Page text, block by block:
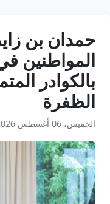
حمدان بن
المواطنين
بالكوادر
الظفرة
الخميس، 06 أغسطس 2026